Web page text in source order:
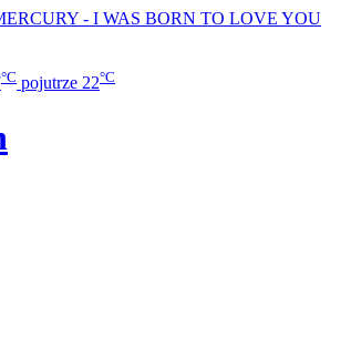
- I WAS BORN TO LOVE YOU
°C pojutrze 22°C